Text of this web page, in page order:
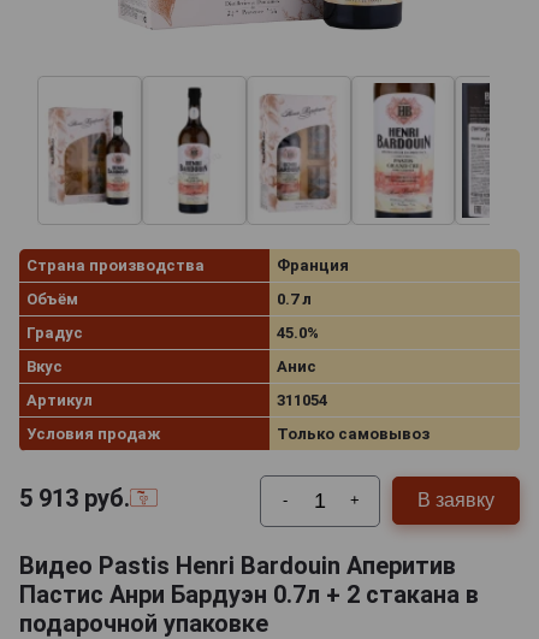
Страна производства
Франция
Объём
0.7 л
Градус
45.0%
Вкус
Анис
Артикул
311054
Условия продаж
Только самовывоз
5 913 руб. - + В заявку
Видео Pastis Henri Bardouin Аперитив
Пастис Анри Бардуэн 0.7л + 2 стакана в
подарочной упаковке